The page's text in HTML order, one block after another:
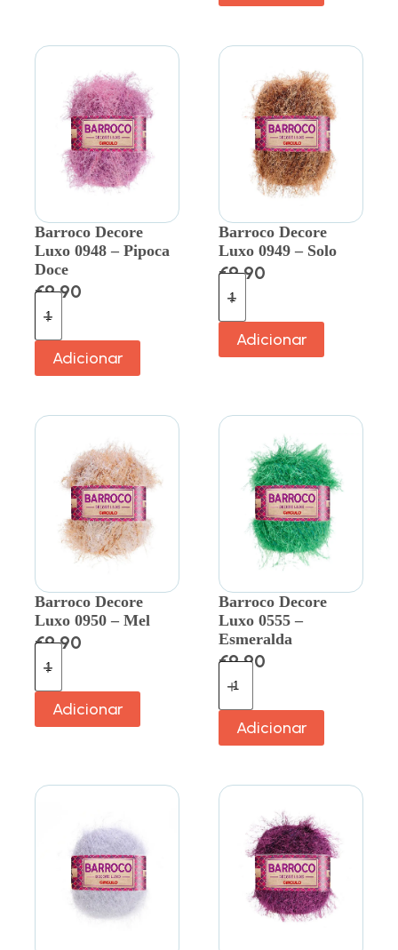
Barroco Decore
Luxo 0948 – Pipoca
Doce
€9.90
Adicionar
Barroco Decore
Luxo 0949 – Solo
€9.90
Adicionar
Barroco Decore
Luxo 0950 – Mel
€9.90
Adicionar
Barroco Decore
Luxo 0555 –
Esmeralda
€9.90
Adicionar